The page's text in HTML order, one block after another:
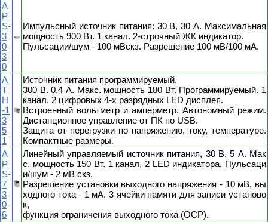
A
P
S-
3
0
3
0
Импульсный источник питания: 30 В, 30 А. Максимальная
мощность 900 Вт. 1 канал. 2-строчный ЖК индикатор.
Пульсации/шум - 100 мВскз. Разрешение 100 мВ/100 мА.
А
Т
Н
-1
3
5
1
Источник питания программируемый.
300 В. 0,4 А. Макс. мощность 180 Вт. Программируемый. 1
канал. 2 цифровых 4-х разрядных LED дисплея.
Встроенный вольтметр и амперметр. Автономный режим.
Дистанционное управление от ПК по USB.
Защита от перегрузки по напряжению, току, температуре.
Компактные размеры.
A
P
S-
7
3
0
6
Линейный управляемый источник питания, 30 В, 5 А. Мак
с. мощность 150 Вт. 1 канал, 2 LED индикатора. Пульсаци
и/шум - 2 мВ скз.
Разрешение установки выходного напряжения - 10 мВ, вы
ходного тока - 1 мА. 3 ячейки памяти для записи установо
к,
функция ограничения выходного тока (ОСР).